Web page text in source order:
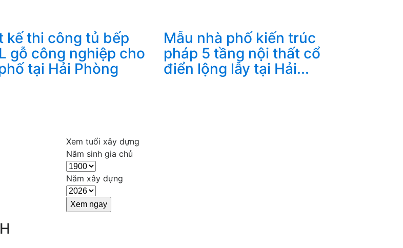
kế thi công tủ bếp
gỗ công nghiệp cho
tại Hải Phòng
Mẫu nhà phố kiến trúc
pháp 5 tầng nội thất cổ
điển lộng lẫy tại Hải...
Xem tuổi xây dựng
Năm sinh gia chủ
Năm xây dựng